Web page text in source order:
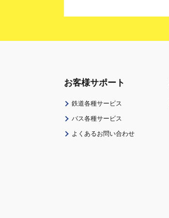
お客様サポート
鉄道各種サービス
バス各種サービス
よくあるお問い合わせ